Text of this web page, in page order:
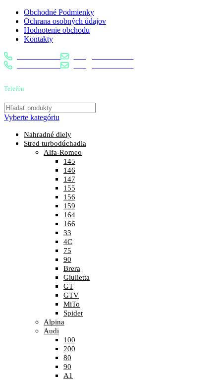
Obchodné Podmienky
Ochrana osobných údajov
Hodnotenie obchodu
Kontakty
0904 400 399
0904 400 399
Telefón
Vyberte kategóriu
Nahradné diely
Stred turbodúchadla
Alfa-Romeo
145
146
147
155
156
159
164
166
33
4C
75
90
Brera
Giulietta
GT
GTV
MiTo
Spider
Alpina
Audi
100
200
80
90
A1